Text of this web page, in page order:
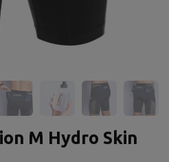
M Hydro Skin